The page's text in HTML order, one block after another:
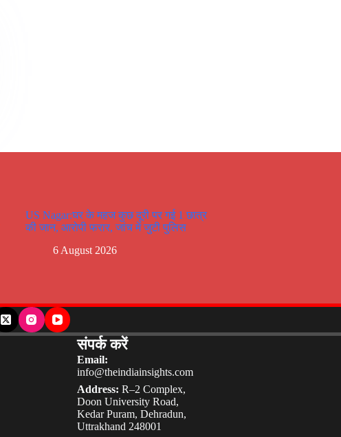
US Nagar:घर के महज कुछ दूरी पर गई 1 छात्र
की जान, आरोपी फरार, जांच में जुटी पुलिस
6 August 2026
संपर्क करें
Email:
info@theindiainsights.com
Address: R–2 Complex,
Doon University Road,
Kedar Puram, Dehradun,
Uttrakhand 248001